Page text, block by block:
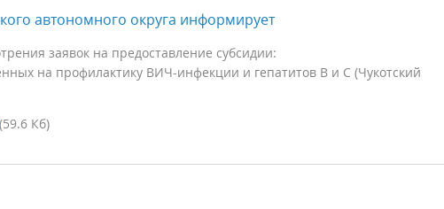
автономного округа информирует
заявок на предоставление субсидии:
на профилактику ВИЧ-инфекции и гепатитов B и C (Чукотский
Кб)